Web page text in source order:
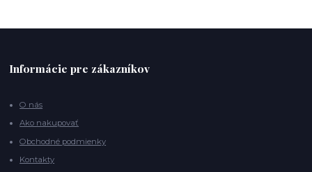
Informácie pre zákazníkov
O nás
Ako nakupovať
Obchodné podmienky
Kontakty